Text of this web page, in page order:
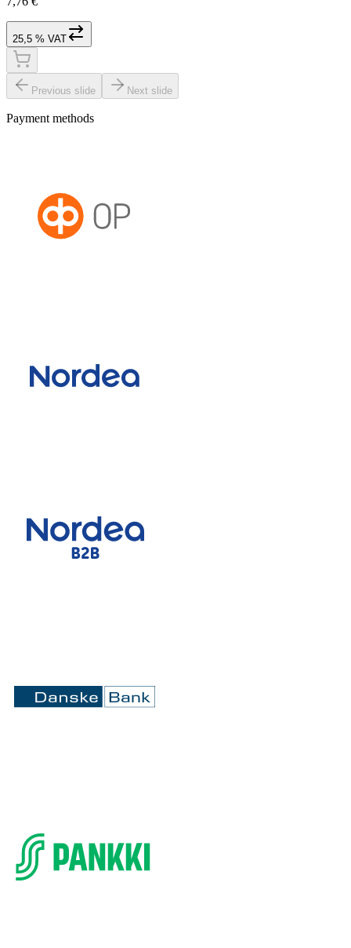
25,5 % VAT
Previous slide Next slide
Payment methods